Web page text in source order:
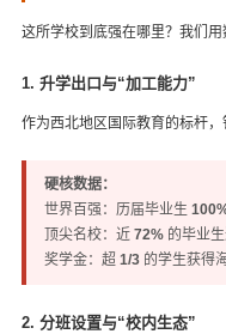
这所学校到底强在哪里？我们用
1. 升学出口与“加工能力”
作为西北地区国际教育的标杆，
硬核数据：
世界百强：历届毕业生
顶尖名校：近 72% 的毕业
奖学金：超 1/3 的学生获得
2. 分班设置与“校内生态”